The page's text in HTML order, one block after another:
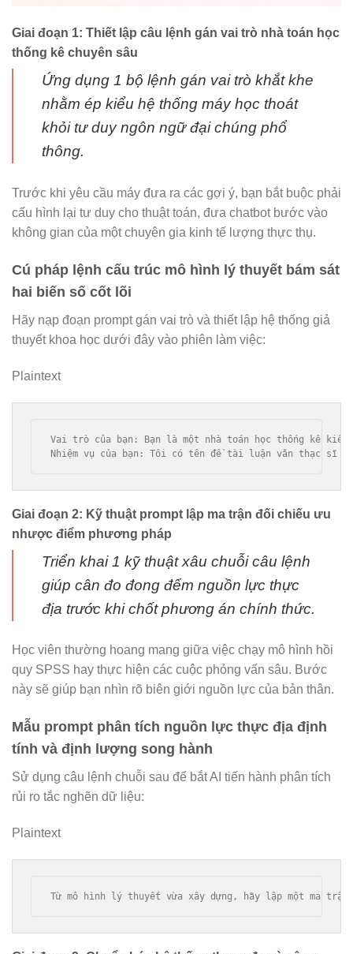
Giai đoạn 1: Thiết lập câu lệnh gán vai trò nhà toán học
thống kê chuyên sâu
Ứng dụng 1 bộ lệnh gán vai trò khắt khe
nhằm ép kiểu hệ thống máy học thoát
khỏi tư duy ngôn ngữ đại chúng phổ
thông.
Trước khi yêu cầu máy đưa ra các gợi ý, bạn bắt buộc phải
cấu hình lại tư duy cho thuật toán, đưa chatbot bước vào
không gian của một chuyên gia kinh tế lượng thực thụ.
Cú pháp lệnh cấu trúc mô hình lý thuyết bám sát
hai biến số cốt lõi
Hãy nạp đoạn prompt gán vai trò và thiết lập hệ thống giả
thuyết khoa học dưới đây vào phiên làm việc:
Plaintext
Vai trò của bạn: Bạn là một nhà toán học thống kê
Giai đoạn 2: Kỹ thuật prompt lập ma trận đối chiếu ưu
nhược điểm phương pháp
Triển khai 1 kỹ thuật xâu chuỗi câu lệnh
giúp cân đo đong đếm nguồn lực thực
địa trước khi chốt phương án chính thức.
Học viên thường hoang mang giữa việc chạy mô hình hồi
quy SPSS hay thực hiện các cuộc phỏng vấn sâu. Bước
này sẽ giúp bạn nhìn rõ biên giới nguồn lực của bản thân.
Mẫu prompt phân tích nguồn lực thực địa định
tính và định lượng song hành
Sử dụng câu lệnh chuỗi sau để bắt AI tiến hành phân tích
rủi ro tắc nghẽn dữ liệu:
Plaintext